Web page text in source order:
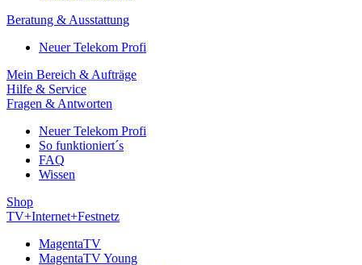
Beratung & Ausstattung
Neuer Telekom Profi
Mein Bereich & Aufträge
Hilfe & Service
Fragen & Antworten
Neuer Telekom Profi
So funktioniert´s
FAQ
Wissen
Shop
TV+Internet+Festnetz
MagentaTV
MagentaTV Young